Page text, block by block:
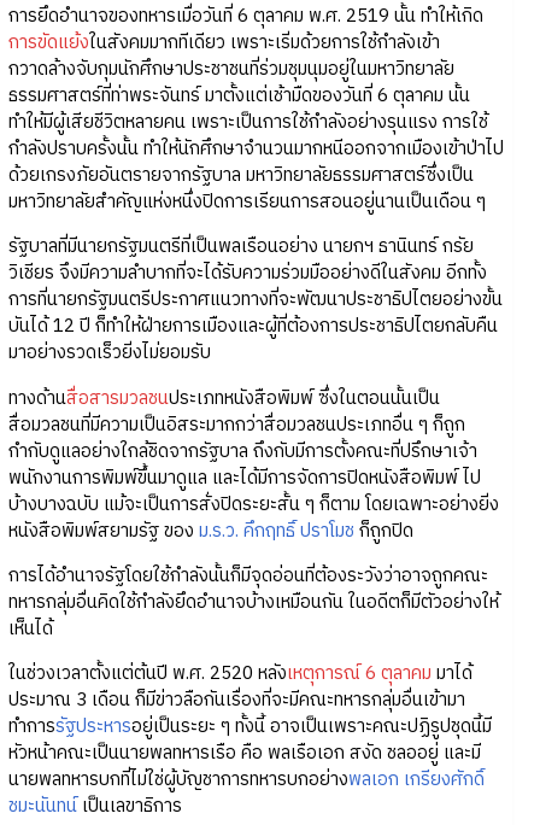
การยึดอำนาจของทหารเมื่อวันที่ 6 ตุลาคม พ.ศ. 2519 นั้น ทำให้เกิด
การขัดแย้งในสังคมมากทีเดียว เพราะเริ่มด้วยการใช้กำลังเข้า
กวาดล้างจับกุมนักศึกษาประชาชนที่ร่วมชุมนุมอยู่ในมหาวิทยาลัย
ธรรมศาสตร์ที่ท่าพระจันทร์ มาตั้งแต่เช้ามืดของวันที่ 6 ตุลาคม นั้น
ทำให้มีผู้เสียชีวิตหลายคน เพราะเป็นการใช้กำลังอย่างรุนแรง การใช้
กำลังปราบครั้งนั้น ทำให้นักศึกษาจำนวนมากหนีออกจากเมืองเข้าป่าไป
ด้วยเกรงภัยอันตรายจากรัฐบาล มหาวิทยาลัยธรรมศาสตร์ซึ่งเป็น
มหาวิทยาลัยสำคัญแห่งหนึ่งปิดการเรียนการสอนอยู่นานเป็นเดือน ๆ
รัฐบาลที่มีนายกรัฐมนตรีที่เป็นพลเรือนอย่าง นายกฯ ธานินทร์ กรัย
วิเชียร จึงมีความลำบากที่จะได้รับความร่วมมืออย่างดีในสังคม อีกทั้ง
การที่นายกรัฐมนตรีประกาศแนวทางที่จะพัฒนาประชาธิปไตยอย่างขั้น
บันได้ 12 ปี ก็ทำให้ฝ่ายการเมืองและผู้ที่ต้องการประชาธิปไตยกลับคืน
มาอย่างรวดเร็วยิ่งไม่ยอมรับ
ทางด้านสื่อสารมวลชนประเภทหนังสือพิมพ์ ซึ่งในตอนนั้นเป็น
สื่อมวลชนที่มีความเป็นอิสระมากกว่าสื่อมวลชนประเภทอื่น ๆ ก็ถูก
กำกับดูแลอย่างใกล้ชิดจากรัฐบาล ถึงกับมีการตั้งคณะที่ปรึกษาเจ้า
พนักงานการพิมพ์ขึ้นมาดูแล และได้มีการจัดการปิดหนังสือพิมพ์ ไป
บ้างบางฉบับ แม้จะเป็นการสั่งปิดระยะสั้น ๆ ก็ตาม โดยเฉพาะอย่างยิ่ง
หนังสือพิมพ์สยามรัฐ ของ ม.ร.ว. คึกฤทธิ์ ปราโมช ก็ถูกปิด
การได้อำนาจรัฐโดยใช้กำลังนั้นก็มีจุดอ่อนที่ต้องระวังว่าอาจถูกคณะ
ทหารกลุ่มอื่นคิดใช้กำลังยึดอำนาจบ้างเหมือนกัน ในอดีตก็มีตัวอย่างให้
เห็นได้
ในช่วงเวลาตั้งแต่ต้นปี พ.ศ. 2520 หลังเหตุการณ์ 6 ตุลาคม มาได้
ประมาณ 3 เดือน ก็มีข่าวลือกันเรื่องที่จะมีคณะทหารกลุ่มอื่นเข้ามา
ทำการรัฐประหารอยู่เป็นระยะ ๆ ทั้งนี้ อาจเป็นเพราะคณะปฏิรูปชุดนี้มี
หัวหน้าคณะเป็นนายพลทหารเรือ คือ พลเรือเอก สงัด ชลออยู่ และมี
นายพลทหารบกที่ไม่ใช่ผู้บัญชาการทหารบกอย่างพลเอก เกรียงศักดิ์
ชมะนันทน์เป็นเลขาธิการ